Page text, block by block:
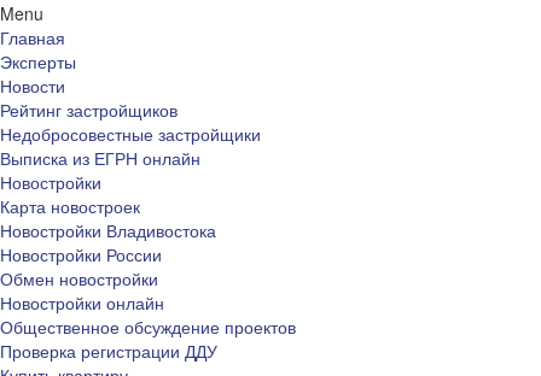
Menu
Главная
Эксперты
Новости
Рейтинг застройщиков
Недобросовестные застройщики
Выписка из ЕГРН онлайн
Новостройки
Карта новостроек
Новостройки Владивостока
Новостройки России
Обмен новостройки
Новостройки онлайн
Общественное обсуждение проектов
Проверка регистрации ДДУ